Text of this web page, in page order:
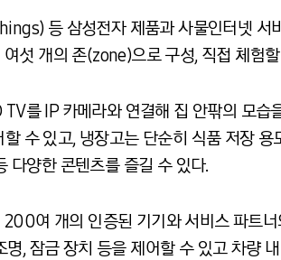
등 삼성전자 제품과 사물인터넷 서
섯 개의 존(zone)으로 구성, 직접 체험
를 IP 카메라와 연결해 집 안팎의 모
수 있고, 냉장고는 단순히 식품 저장
다양한 콘텐츠를 즐길 수 있다.
여 개의 인증된 기기와 서비스 파트
명, 잠금 장치 등을 제어할 수 있고 차